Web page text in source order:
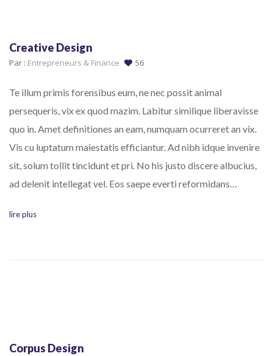
Creative Design
Par : Entrepreneurs & Finance 56
Te illum primis forensibus eum, ne nec possit animal
persequeris, vix ex quod mazim. Labitur similique liberavisse
quo in. Amet definitiones an eam, numquam ocurreret an vix.
Vis cu luptatum maiestatis efficiantur. Ad nibh idque invenire
sit, solum tollit tincidunt et pri. No his justo discere albucius,
ad delenit intellegat vel. Eos saepe everti reformidans…
lire plus
Corpus Design